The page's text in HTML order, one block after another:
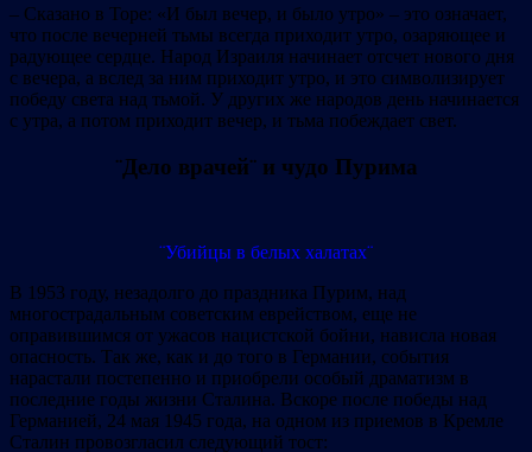
– Сказано в Торе: «И был вечер, и было утро» – это означает,
что после вечерней тьмы всегда приходит утро, озаряющее и
радующее сердце. Народ Израиля начинает отсчет нового дня
с вечера, а вслед за ним приходит утро, и это символизирует
победу света над тьмой. У других же народов день начинается
с утра, а потом приходит вечер, и тьма побеждает свет.
¨Дело врачей¨ и чудо Пурима
¨Убийцы в белых халатах¨
В 1953 году, незадолго до праздника Пурим, над
многострадальным советским еврейством, еще не
оправившимся от ужасов нацистской бойни, нависла новая
опасность. Так же, как и до того в Германии, события
нарастали постепенно и приобрели особый драматизм в
последние годы жизни Сталина. Вскоре после победы над
Германией, 24 мая 1945 года, на одном из приемов в Кремле
Сталин провозгласил следующий тост: